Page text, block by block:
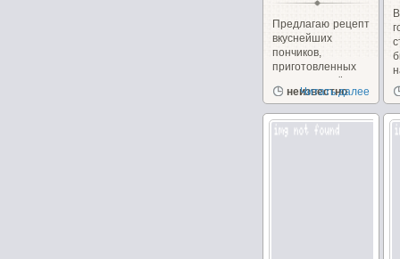
Предлагаю рецепт
вкуснейших
пончиков,
приготовленных
на сгущённом
молоке с
неизвестно
Читать далее